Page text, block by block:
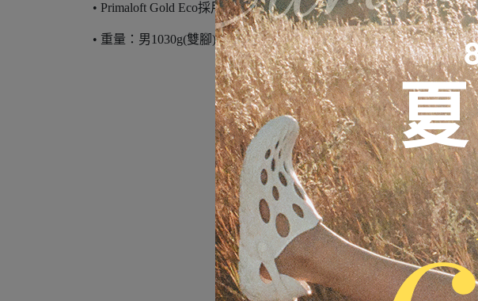
• Primaloft Gold Eco採用100%回收再生化纖填充
• 重量：男1030g(雙腳)/女880g(雙腳)